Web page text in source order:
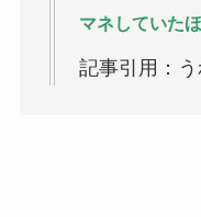
マネしていたほ
記事引用：